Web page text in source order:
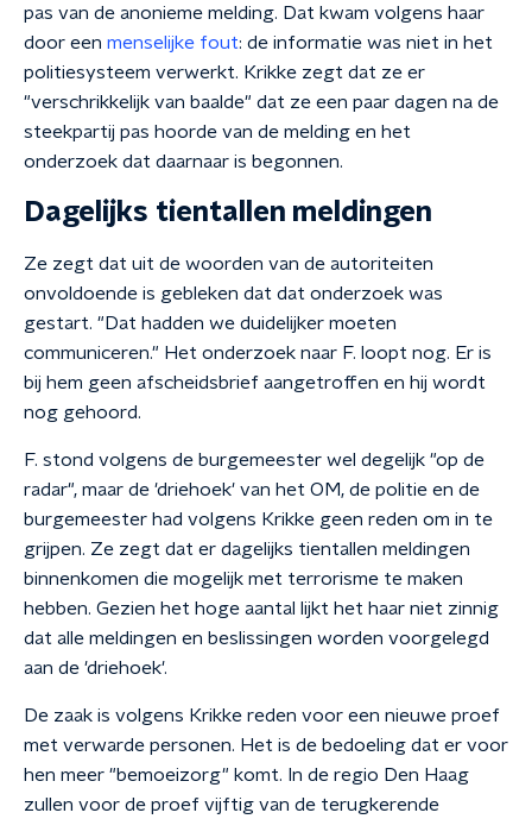
pas van de anonieme melding. Dat kwam volgens haar
door een menselijke fout: de informatie was niet in het
politiesysteem verwerkt. Krikke zegt dat ze er
"verschrikkelijk van baalde" dat ze een paar dagen na de
steekpartij pas hoorde van de melding en het
onderzoek dat daarnaar is begonnen.
Dagelijks tientallen meldingen
Ze zegt dat uit de woorden van de autoriteiten
onvoldoende is gebleken dat dat onderzoek was
gestart. "Dat hadden we duidelijker moeten
communiceren." Het onderzoek naar F. loopt nog. Er is
bij hem geen afscheidsbrief aangetroffen en hij wordt
nog gehoord.
F. stond volgens de burgemeester wel degelijk "op de
radar", maar de 'driehoek' van het OM, de politie en de
burgemeester had volgens Krikke geen reden om in te
grijpen. Ze zegt dat er dagelijks tientallen meldingen
binnenkomen die mogelijk met terrorisme te maken
hebben. Gezien het hoge aantal lijkt het haar niet zinnig
dat alle meldingen en beslissingen worden voorgelegd
aan de 'driehoek'.
De zaak is volgens Krikke reden voor een nieuwe proef
met verwarde personen. Het is de bedoeling dat er voor
hen meer "bemoeizorg" komt. In de regio Den Haag
zullen voor de proef vijftig van de terugkerende